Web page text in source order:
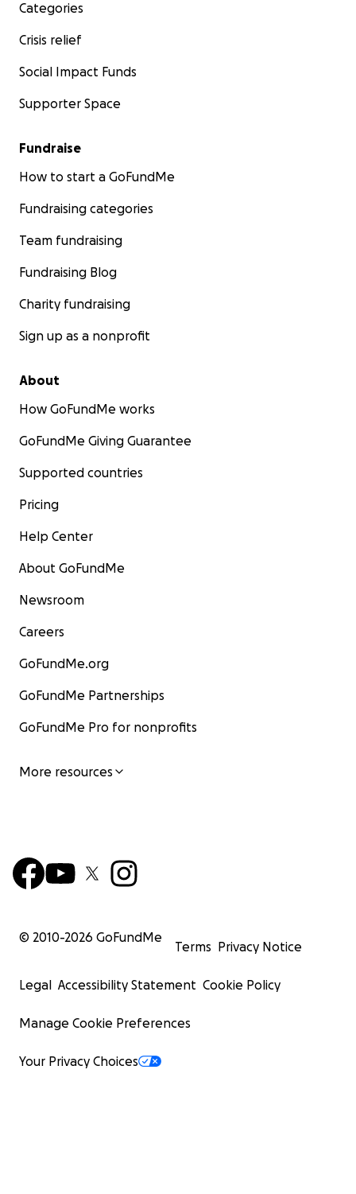
Categories
Crisis relief
Social Impact Funds
Supporter Space
Fundraise
How to start a GoFundMe
Fundraising categories
Team fundraising
Fundraising Blog
Charity fundraising
Sign up as a nonprofit
About
How GoFundMe works
GoFundMe Giving Guarantee
Supported countries
Pricing
Help Center
About GoFundMe
Newsroom
Careers
GoFundMe.org
GoFundMe Partnerships
GoFundMe Pro for nonprofits
More resources
© 2010-2026 GoFundMe
Terms Privacy Notice
Legal Accessibility Statement Cookie Policy
Manage Cookie Preferences
Your Privacy Choices